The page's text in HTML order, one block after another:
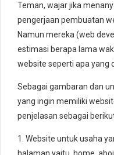
Teman, wajar jika
pengerjaan pembuatan
Namun mereka (web
estimasi berapa lama
website seperti apa yang
Sebagai gambaran dan
yang ingin memiliki
penjelasan sebagai
1. Website untuk usaha